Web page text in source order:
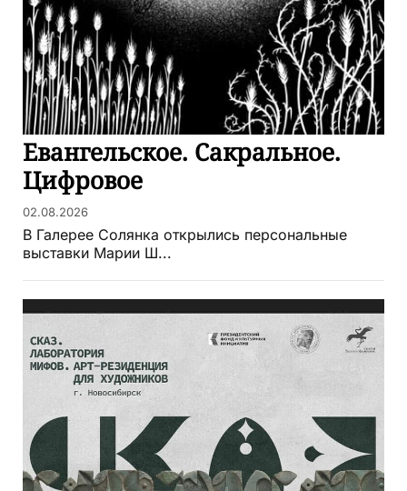
Евангельское. Сакральное.
Цифровое
02.08.2026
В Галерее Солянка открылись персональные
выставки Марии Ш...